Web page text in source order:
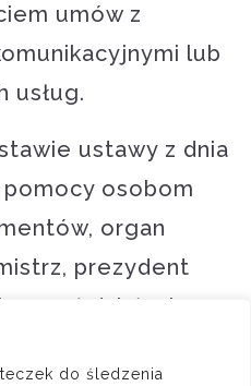
do śledzenia
umów z
lub
usług.
ustawy z dnia
pomocy osobom
organ
prezydent
działania
w tym: